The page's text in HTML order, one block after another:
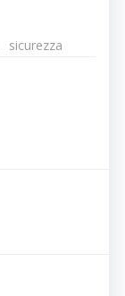
sicurezza